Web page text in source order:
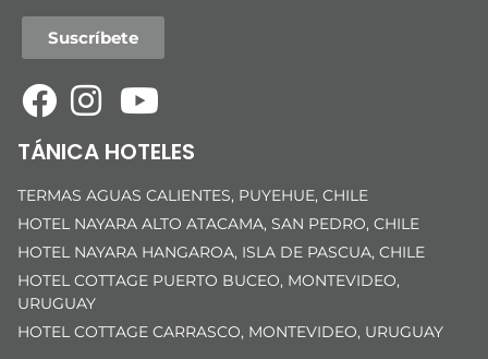
Suscríbete
TÁNICA HOTELES
TERMAS AGUAS CALIENTES, PUYEHUE, CHILE
HOTEL NAYARA ALTO ATACAMA, SAN PEDRO, CHILE
HOTEL NAYARA HANGAROA, ISLA DE PASCUA, CHILE
HOTEL COTTAGE PUERTO BUCEO, MONTEVIDEO,
URUGUAY
HOTEL COTTAGE CARRASCO, MONTEVIDEO, URUGUAY